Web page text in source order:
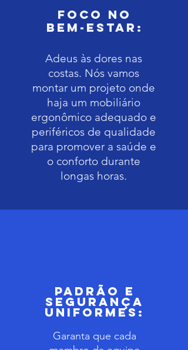
Foco no
Bem-Estar:
Adeus às dores nas
costas. Nós vamos
montar um projeto onde
haja um mobiliário
ergonômico adequado e
periféricos de qualidade
para promover a saúde e
o conforto durante
longas horas.
Padrão e
Segurança
Uniformes:
Garanta que cada